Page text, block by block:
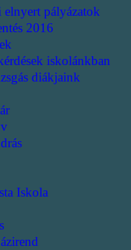
pályázatok
2016
iskolánkban
diákjaink
Iskola